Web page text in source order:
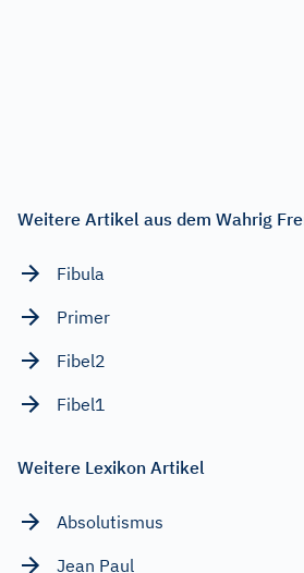
Weitere Artikel aus dem Wahrig
Fibula
Primer
Fibel2
Fibel1
Weitere Lexikon Artikel
Absolutismus
Jean Paul